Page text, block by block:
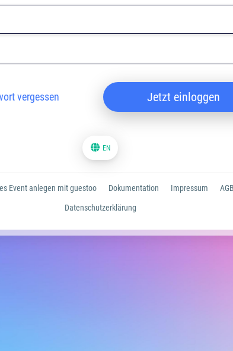
Jetzt einloggen
vergessen
EN
Event anlegen mit guestoo Dokumentation Impressum
Datenschutzerklärung